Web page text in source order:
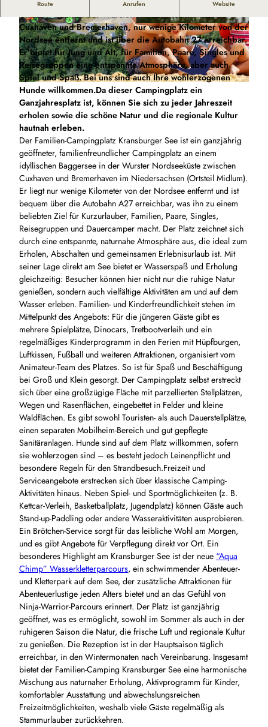
© Familien-Camping Kransburger See | CC-BY-SA
© David_Koitka |CC-BY-SA © David_Koitka |CC-BY-SA
Route Anrufen Website
Urlaubsregion in der Wurster Nordseeküste zwischen
Cuxhaven und Bremerhaven, nur wenige Kilometer von der
Nordsee entfernt und ist über die Autobahn 27 erreichbar.
Er bietet für Jung und Alt, für Familien, Paare, Singles und
Reisegruppen eine entspannte Atmosphäre, aber auch
Spiel und Spaß. Bei uns sind auch Ihre wohlerzogenen
Hunde willkommen.Da dieser Campingplatz ein
Ganzjahresplatz ist, können Sie sich zu jeder Jahreszeit
erholen sowie die schöne Natur und die regionale Kultur
hautnah erleben.
Der Familien-Campingplatz Kransburger See ist ein ganzjährig
geöffneter, familienfreundlicher Campingplatz an einem
idyllischen Baggersee in der Wurster Nordseeküste zwischen
Cuxhaven und Bremerhaven im Niedersachsen (Ortsteil Midlum).
Er liegt nur wenige Kilometer von der Nordsee entfernt und ist
bequem über die Autobahn A27 erreichbar, was ihn zu einem
beliebten Ziel für Kurzurlauber, Familien, Paare, Singles,
Reisegruppen und Dauercamper macht. Der Platz zeichnet sich
durch eine entspannte, naturnahe Atmosphäre aus, die ideal zum
Erholen, Abschalten und gemeinsamen Erlebnisurlaub ist. Mit
seiner Lage direkt am See bietet er Wasserspaß und Erholung
gleichzeitig: Besucher können hier nicht nur die ruhige Natur
genießen, sondern auch vielfältige Aktivitäten am und auf dem
Wasser erleben. Familien- und Kinderfreundlichkeit stehen im
Mittelpunkt des Angebots: Für die jüngeren Gäste gibt es
mehrere Spielplätze, Dinocars, Tretbootverleih und ein
regelmäßiges Kinderprogramm in den Ferien mit Hüpfburgen,
Luftkissen, Fußball und weiteren Attraktionen, organisiert vom
Animateur-Team des Platzes. So ist für Spaß und Beschäftigung
bei Groß und Klein gesorgt. Der Campingplatz selbst erstreckt
sich über eine großzügige Fläche mit parzellierten Stellplätzen,
Wegen und Rasenflächen, eingebettet in Felder und kleine
Waldflächen. Es gibt sowohl Touristen- als auch Dauerstellplätze,
einen separaten Mobilheim-Bereich und gut gepflegte
Sanitäranlagen. Hunde sind auf dem Platz willkommen, sofern
sie wohlerzogen sind – es besteht jedoch Leinenpflicht und
besondere Regeln für den Strandbesuch.Freizeit und
Serviceangebote erstrecken sich über klassische Camping-
Aktivitäten hinaus. Neben Spiel- und Sportmöglichkeiten (z. B.
Kettcar-Verleih, Basketballplatz, Jugendplatz) können Gäste auch
Stand-up-Paddling oder andere Wasseraktivitäten ausprobieren.
Ein Brötchen-Service sorgt für das leibliche Wohl am Morgen,
und es gibt Angebote für Verpflegung direkt vor Ort. Ein
besonderes Highlight am Kransburger See ist der neue “Aqua
Chimp” Wasserkletterparcours, ein schwimmender Abenteuer-
und Kletterpark auf dem See, der zusätzliche Attraktionen für
Abenteuerlustige jeden Alters bietet und an das Gefühl von
Ninja-Warrior-Parcours erinnert. Der Platz ist ganzjährig
geöffnet, was es ermöglicht, sowohl im Sommer als auch in der
ruhigeren Saison die Natur, die frische Luft und regionale Kultur
zu genießen. Die Rezeption ist in der Hauptsaison täglich
erreichbar, in den Wintermonaten nach Vereinbarung. Insgesamt
bietet der Familien-Camping Kransburger See eine harmonische
Mischung aus naturnaher Erholung, Aktivprogramm für Kinder,
komfortabler Ausstattung und abwechslungsreichen
Freizeitmöglichkeiten, weshalb viele Gäste regelmäßig als
Stammurlauber zurückkehren.